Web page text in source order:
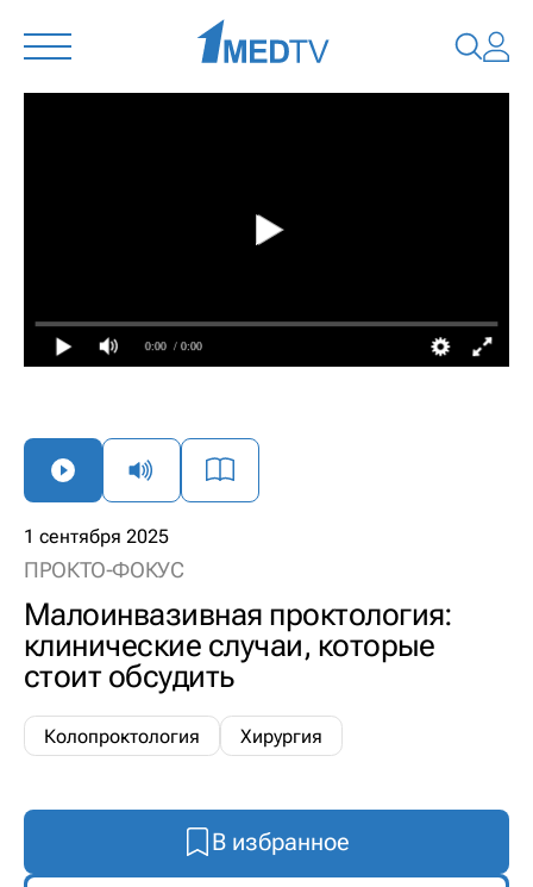
0:00 / 0:00
1 сентября 2025
ПРОКТО-ФОКУС
Малоинвазивная проктология:
клинические случаи, которые
стоит обсудить
Колопроктология Хирургия
В избранное